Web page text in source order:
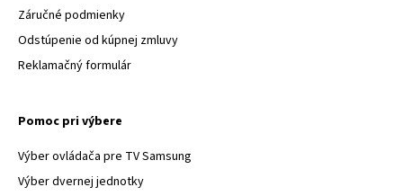
Záručné podmienky
Odstúpenie od kúpnej zmluvy
Reklamačný formulár
Pomoc pri výbere
Výber ovládača pre TV Samsung
Výber dvernej jednotky